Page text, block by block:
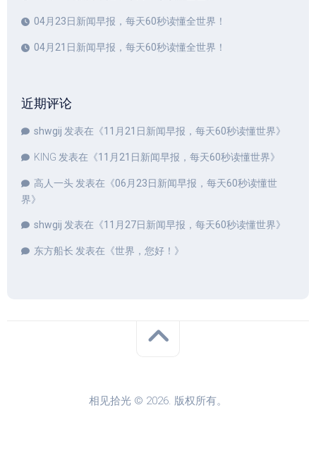
04月23日新闻早报，每天60秒读懂全世界！
04月21日新闻早报，每天60秒读懂全世界！
近期评论
shwgij 发表在《11月21日新闻早报，每天60秒读懂世界》
KING 发表在《11月21日新闻早报，每天60秒读懂世界》
高人一头发表在《06月23日新闻早报，每天60秒读懂世
界》
shwgij 发表在《11月27日新闻早报，每天60秒读懂世界》
东方船长 发表在《世界，您好！ 》
相见拾光 © 2026. 版权所有。